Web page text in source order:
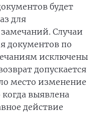
будет
для
Случаи
документов по
исключены
допускается
место изменение
выявлена
действие